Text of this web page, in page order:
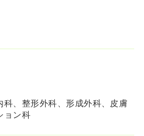
、整形外科、形成外科、皮膚
ョン科